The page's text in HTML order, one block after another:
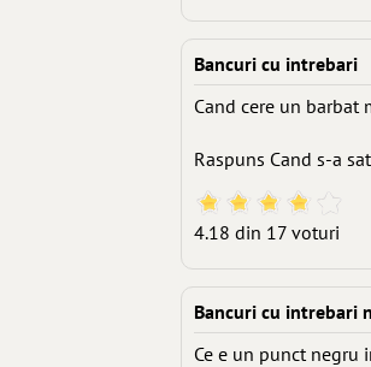
Bancuri cu intrebari
Cand cere un barbat
Raspuns Cand s-a
4.18 din 17 voturi
Bancuri cu intrebari
Ce e un punct negru